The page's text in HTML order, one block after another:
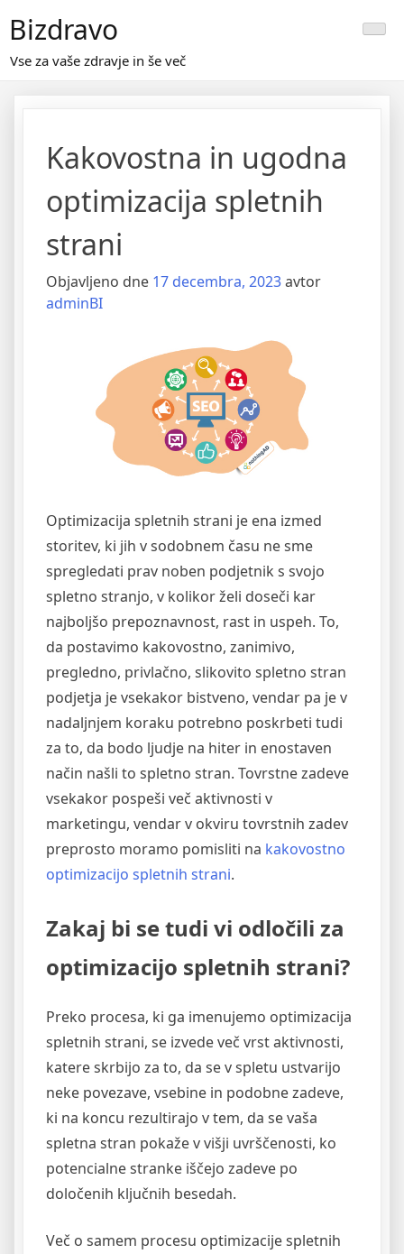
content
Bizdravo
Vse za vaše zdravje in še več
Kakovostna in ugodna
optimizacija spletnih
strani
Objavljeno dne 17 decembra, 2023avtor
adminBI
Optimizacija spletnih strani je ena izmed
storitev, ki jih v sodobnem času ne sme
spregledati prav noben podjetnik s svojo
spletno stranjo, v kolikor želi doseči kar
najboljšo prepoznavnost, rast in uspeh. To,
da postavimo kakovostno, zanimivo,
pregledno, privlačno, slikovito spletno stran
podjetja je vsekakor bistveno, vendar pa je v
nadaljnjem koraku potrebno poskrbeti tudi
za to, da bodo ljudje na hiter in enostaven
način našli to spletno stran. Tovrstne zadeve
vsekakor pospeši več aktivnosti v
marketingu, vendar v okviru tovrstnih zadev
preprosto moramo pomisliti na kakovostno
optimizacijo spletnih strani.
Zakaj bi se tudi vi odločili za
optimizacijo spletnih strani?
Preko procesa, ki ga imenujemo optimizacija
spletnih strani, se izvede več vrst aktivnosti,
katere skrbijo za to, da se v spletu ustvarijo
neke povezave, vsebine in podobne zadeve,
ki na koncu rezultirajo v tem, da se vaša
spletna stran pokaže v višji uvrščenosti, ko
potencialne stranke iščejo zadeve po
določenih ključnih besedah.
Več o samem procesu optimizacije spletnih